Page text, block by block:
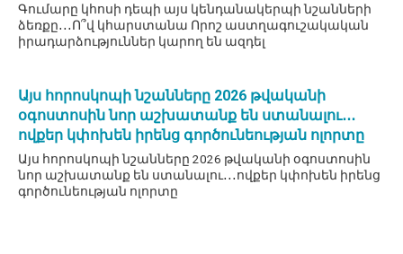
Գումարը կհոսի դեպի այս կենդանակերպի նշանների
ձեռքը․․․Ո՞վ կհարստանա Որոշ աստղագուշակական
իրադարձություններ կարող են ազդել
Այս հորոսկոպի նշանները 2026 թվականի
օգոստոսին նոր աշխատանք են ստանալու․․․
ովքեր կփոխեն իրենց գործունեության ոլորտը
Այս հորոսկոպի նշանները 2026 թվականի օգոստոսին
նոր աշխատանք են ստանալու․․․ովքեր կփոխեն իրենց
գործունեության ոլորտը